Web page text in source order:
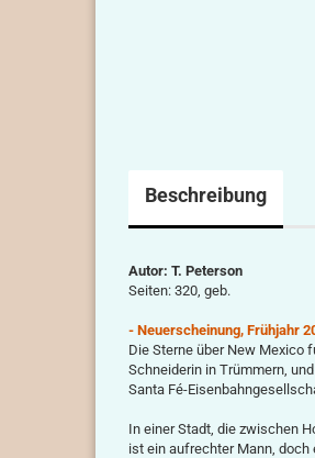
Beschreibung
Autor: T. Peterson
Seiten: 320, geb.
- Neuerscheinung, Frühjahr
Die Sterne über New Mexico
Schneiderin in Trümmern,
Santa Fé-
In einer Stadt, die zwischen
ist ein aufrechter Mann,